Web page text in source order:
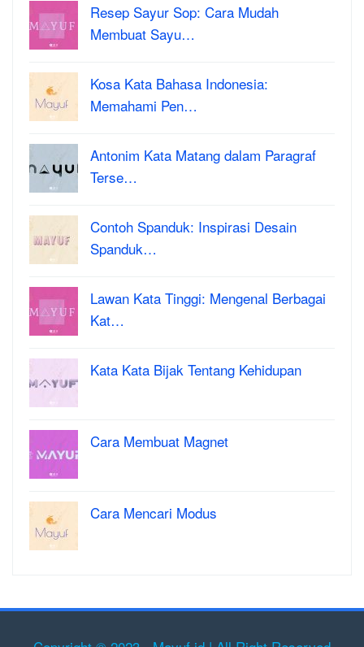
Resep Sayur Sop: Cara Mudah
Membuat Sayu…
Kosa Kata Bahasa Indonesia:
Memahami Pen…
Antonim Kata Matang dalam Paragraf
Terse…
Contoh Spanduk: Inspirasi Desain
Spanduk…
Lawan Kata Tinggi: Mengenal Berbagai
Kat…
Kata Kata Bijak Tentang Kehidupan
Cara Membuat Magnet
Cara Mencari Modus